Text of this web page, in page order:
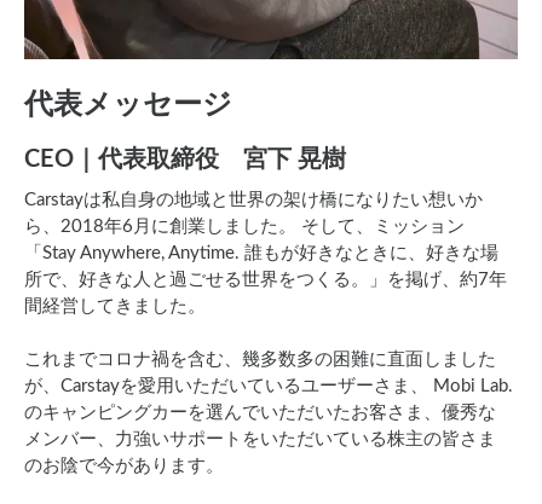
代表メッセージ
CEO｜代表取締役 宮下 晃樹
Carstayは私自身の地域と世界の架け橋になりたい想いか
ら、2018年6月に創業しました。 そして、ミッション
「Stay Anywhere, Anytime. 誰もが好きなときに、好きな場
所で、好きな人と過ごせる世界をつくる。」を掲げ、約7年
間経営してきました。
これまでコロナ禍を含む、幾多数多の困難に直面しました
が、Carstayを愛用いただいているユーザーさま、 Mobi Lab.
のキャンピングカーを選んでいただいたお客さま、優秀な
メンバー、力強いサポートをいただいている株主の皆さま
のお陰で今があります。